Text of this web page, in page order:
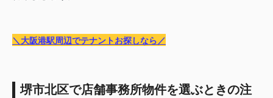
＼大阪港駅周辺でテナントお探しなら／
堺市北区で店舗事務所物件を選ぶときの注